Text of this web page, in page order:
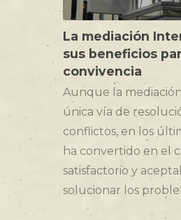
La mediación
sus beneficios
convivencia
Aunque la
única vía de
conflictos, en los
ha convertido en el
satisfactorio y
solucionar los